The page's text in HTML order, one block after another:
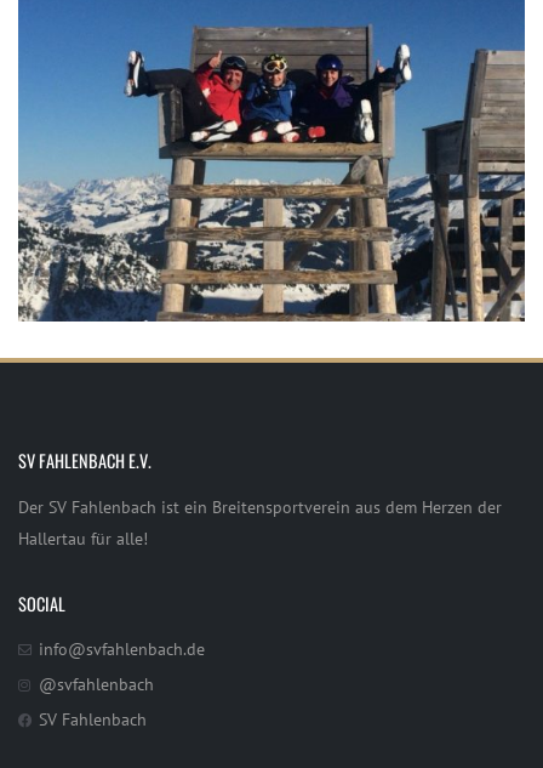
SV FAHLENBACH E.V.
Der SV Fahlenbach ist ein Breitensportverein aus dem Herzen der
Hallertau für alle!
SOCIAL
info@svfahlenbach.de
@svfahlenbach
SV Fahlenbach